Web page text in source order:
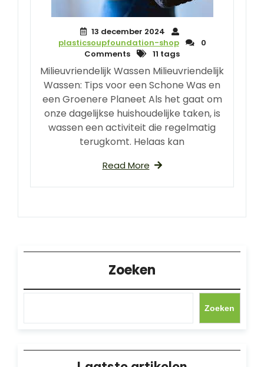
13 december 2024
plasticsoupfoundation-shop
0
Comments
11 tags
Milieuvriendelijk Wassen Milieuvriendelijk
Wassen: Tips voor een Schone Was en
een Groenere Planeet Als het gaat om
onze dagelijkse huishoudelijke taken, is
wassen een activiteit die regelmatig
terugkomt. Helaas kan
Read More
Zoeken
Zoeken